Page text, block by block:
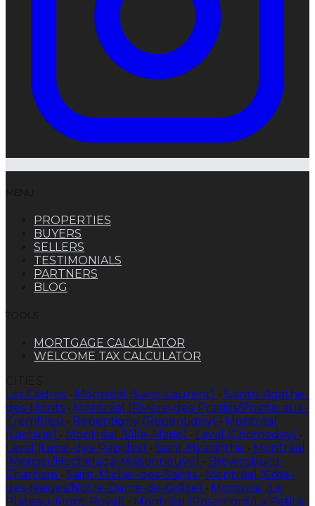
PROPERTIES
BUYERS
SELLERS
TESTIMONIALS
PARTNERS
BLOG
MORTGAGE CALCULATOR
WELCOME TAX CALCULATOR
Les Cèdres
Montréal (Saint-Laurent)
Sainte-Agathe-
des-Monts
Montréal (Rivière-des-Prairies/Pointe-aux-
Trembles)
Repentigny (Repentigny)
Montréal
(Lachine)
Montréal (Ville-Marie) Laval (Chomedey)
Laval (Laval-des-Rapides)
Saint-Hyacinthe
Montréal
(Mercier/Hochelaga-Maisonneuve)
Brownsburg-
Chatham
Saint-Michel-des-Saints
Montréal (Côte-
des-Neiges/Notre-Dame-de-Grâce)
Montréal (Le
Plateau-Mont-Royal)
Montréal (Rosemont/La Petite-